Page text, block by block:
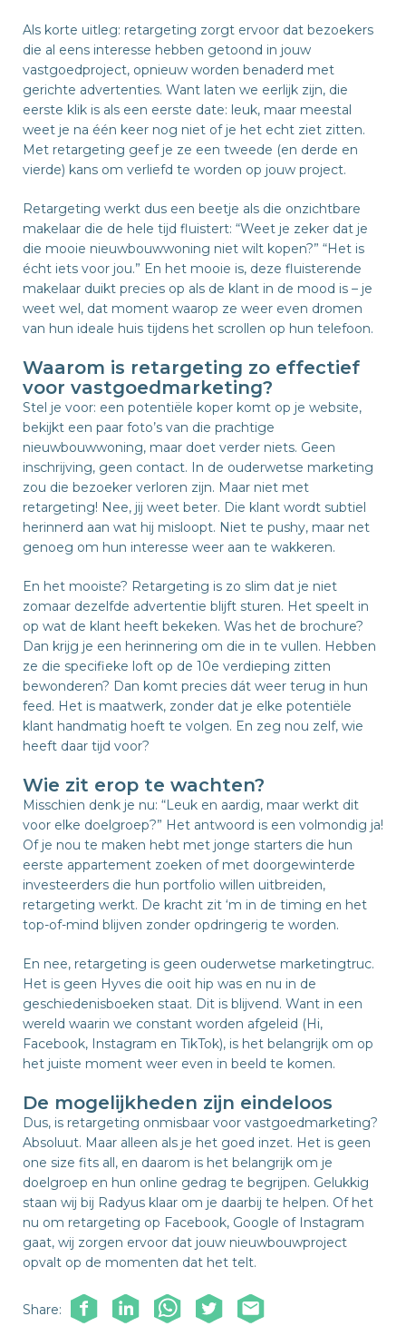
Als korte uitleg: retargeting zorgt ervoor dat bezoekers
die al eens interesse hebben getoond in jouw
vastgoedproject, opnieuw worden benaderd met
gerichte advertenties. Want laten we eerlijk zijn, die
eerste klik is als een eerste date: leuk, maar meestal
weet je na één keer nog niet of je het echt ziet zitten.
Met retargeting geef je ze een tweede (en derde en
vierde) kans om verliefd te worden op jouw project.
Retargeting werkt dus een beetje als die onzichtbare
makelaar die de hele tijd fluistert: “Weet je zeker dat je
die mooie nieuwbouwwoning niet wilt kopen?” “Het is
écht iets voor jou.” En het mooie is, deze fluisterende
makelaar duikt precies op als de klant in de mood is – je
weet wel, dat moment waarop ze weer even dromen
van hun ideale huis tijdens het scrollen op hun telefoon.
Waarom is retargeting zo effectief
voor vastgoedmarketing?
Stel je voor: een potentiële koper komt op je website,
bekijkt een paar foto’s van die prachtige
nieuwbouwwoning, maar doet verder niets. Geen
inschrijving, geen contact. In de ouderwetse marketing
zou die bezoeker verloren zijn. Maar niet met
retargeting! Nee, jij weet beter. Die klant wordt subtiel
herinnerd aan wat hij misloopt. Niet te pushy, maar net
genoeg om hun interesse weer aan te wakkeren.
En het mooiste? Retargeting is zo slim dat je niet
zomaar dezelfde advertentie blijft sturen. Het speelt in
op wat de klant heeft bekeken. Was het de brochure?
Dan krijg je een herinnering om die in te vullen. Hebben
ze die specifieke loft op de 10e verdieping zitten
bewonderen? Dan komt precies dát weer terug in hun
feed. Het is maatwerk, zonder dat je elke potentiële
klant handmatig hoeft te volgen. En zeg nou zelf, wie
heeft daar tijd voor?
Wie zit erop te wachten?
Misschien denk je nu: “Leuk en aardig, maar werkt dit
voor elke doelgroep?” Het antwoord is een volmondig ja!
Of je nou te maken hebt met jonge starters die hun
eerste appartement zoeken of met doorgewinterde
investeerders die hun portfolio willen uitbreiden,
retargeting werkt. De kracht zit ‘m in de timing en het
top-of-mind blijven zonder opdringerig te worden.
En nee, retargeting is geen ouderwetse marketingtruc.
Het is geen Hyves die ooit hip was en nu in de
geschiedenisboeken staat. Dit is blijvend. Want in een
wereld waarin we constant worden afgeleid (Hi,
Facebook, Instagram en TikTok), is het belangrijk om op
het juiste moment weer even in beeld te komen.
De mogelijkheden zijn eindeloos
Dus, is retargeting onmisbaar voor vastgoedmarketing?
Absoluut. Maar alleen als je het goed inzet. Het is geen
one size fits all, en daarom is het belangrijk om je
doelgroep en hun online gedrag te begrijpen. Gelukkig
staan wij bij Radyus klaar om je daarbij te helpen. Of het
nu om retargeting op Facebook, Google of Instagram
gaat, wij zorgen ervoor dat jouw nieuwbouwproject
opvalt op de momenten dat het telt.
Share: